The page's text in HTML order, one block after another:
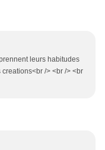
leurs habitudes
creations<br /> <br /> <br